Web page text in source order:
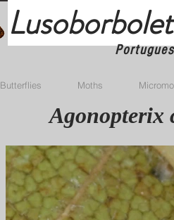
Butterflies Moths
Agonopterix